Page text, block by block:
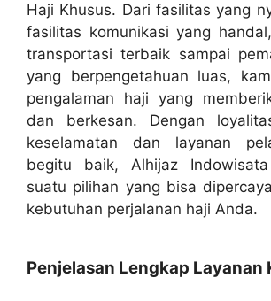
Haji Khusus. Dari fasilitas yang
fasilitas komunikasi yang
transportasi terbaik sampai
yang berpengetahuan luas,
pengalaman haji yang
dan berkesan. Dengan
keselamatan dan layanan
begitu baik, Alhijaz
suatu pilihan yang bisa
kebutuhan perjalanan haji Anda.
Penjelasan Lengkap Layanan